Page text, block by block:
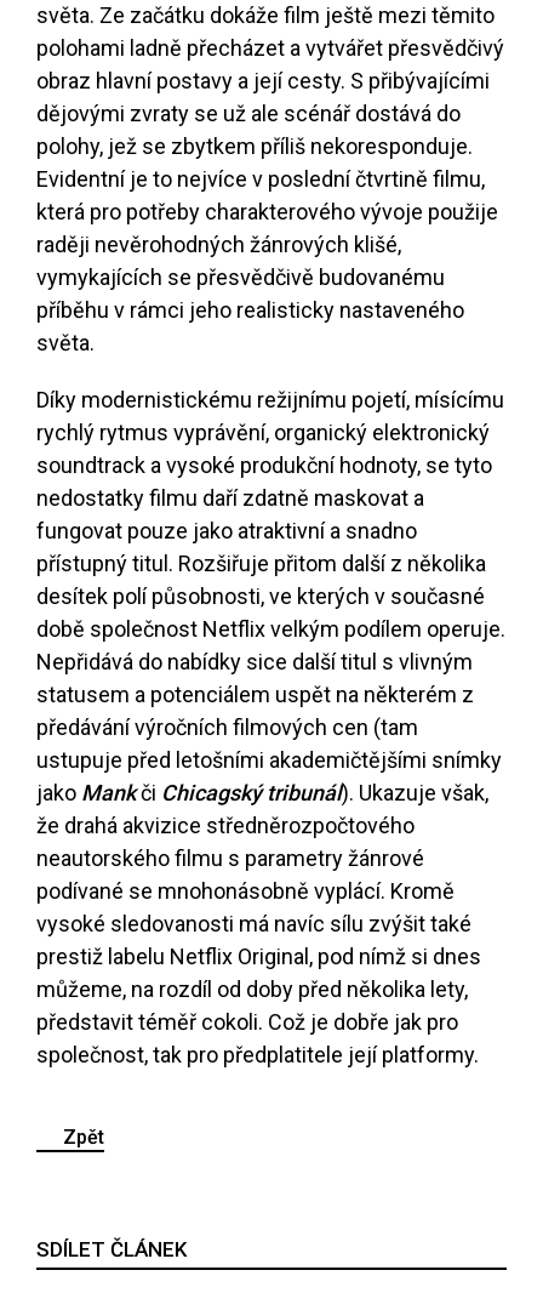
světa. Ze začátku dokáže film ještě mezi těmito
polohami ladně přecházet a vytvářet přesvědčivý
obraz hlavní postavy a její cesty. S přibývajícími
dějovými zvraty se už ale scénář dostává do
polohy, jež se zbytkem příliš nekoresponduje.
Evidentní je to nejvíce v poslední čtvrtině filmu,
která pro potřeby charakterového vývoje použije
raději nevěrohodných žánrových klišé,
vymykajících se přesvědčivě budovanému
příběhu v rámci jeho realisticky nastaveného
světa.
Díky modernistickému režijnímu pojetí, mísícímu
rychlý rytmus vyprávění, organický elektronický
soundtrack a vysoké produkční hodnoty, se tyto
nedostatky filmu daří zdatně maskovat a
fungovat pouze jako atraktivní a snadno
přístupný titul. Rozšiřuje přitom další z několika
desítek polí působnosti, ve kterých v současné
době společnost Netflix velkým podílem operuje.
Nepřidává do nabídky sice další titul s vlivným
statusem a potenciálem uspět na některém z
předávání výročních filmových cen (tam
ustupuje před letošními akademičtějšími snímky
jako Mankči Chicagský tribunál). Ukazuje však,
že drahá akvizice středněrozpočtového
neautorského filmu s parametry žánrové
podívané se mnohonásobně vyplácí. Kromě
vysoké sledovanosti má navíc sílu zvýšit také
prestiž labelu Netflix Original, pod nímž si dnes
můžeme, na rozdíl od doby před několika lety,
představit téměř cokoli. Což je dobře jak pro
společnost, tak pro předplatitele její platformy.
Zpět
SDÍLET ČLÁNEK